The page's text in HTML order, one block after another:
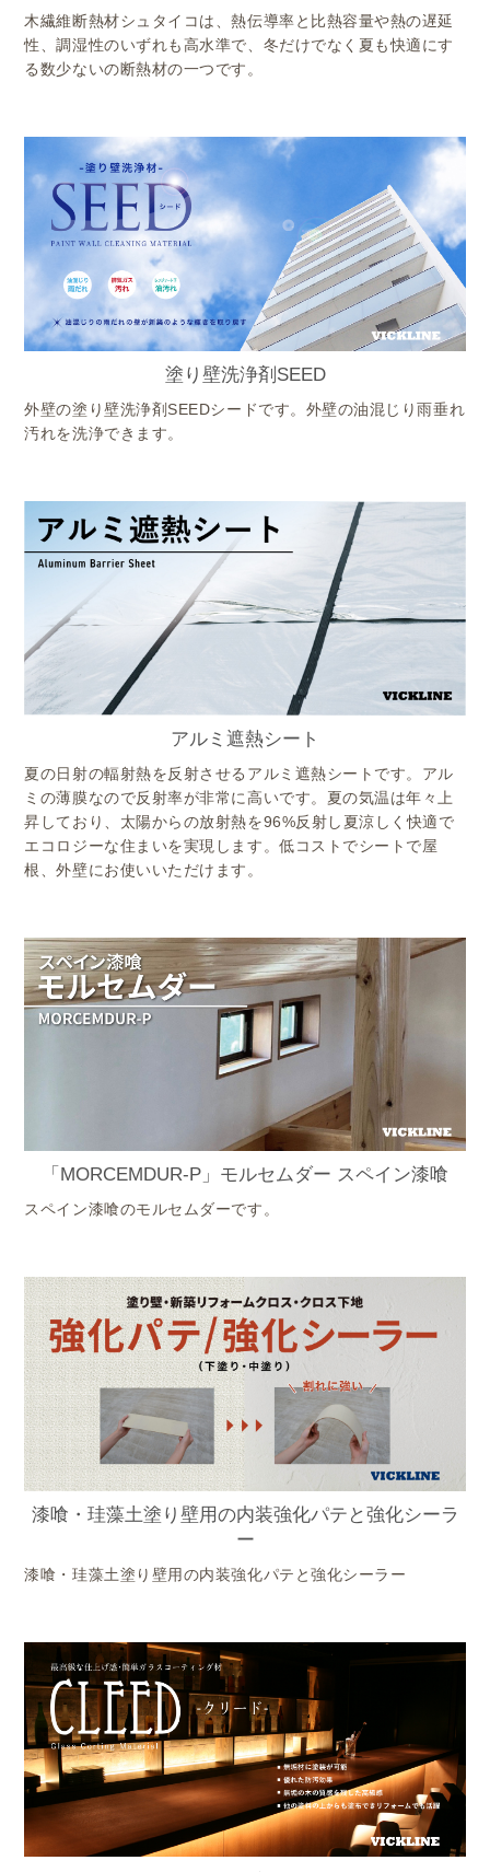
木繊維断熱材シュタイコは、熱伝導率と比熱容量や熱の遅延
性、調湿性のいずれも高水準で、冬だけでなく夏も快適にす
る数少ないの断熱材の一つです。
塗り壁洗浄剤SEED
外壁の塗り壁洗浄剤SEEDシードです。外壁の油混じり雨垂れ
汚れを洗浄できます。
アルミ遮熱シート
夏の日射の輻射熱を反射させるアルミ遮熱シートです。アル
ミの薄膜なので反射率が非常に高いです。夏の気温は年々上
昇しており、太陽からの放射熱を96%反射し夏涼しく快適で
エコロジーな住まいを実現します。低コストでシートで屋
根、外壁にお使いいただけます。
「MORCEMDUR-P」モルセムダー スペイン漆喰
スペイン漆喰のモルセムダーです。
漆喰・珪藻土塗り壁用の内装強化パテと強化シーラ
ー
漆喰・珪藻土塗り壁用の内装強化パテと強化シーラー